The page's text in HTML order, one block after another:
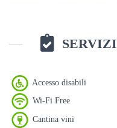
SERVIZI
Accesso disabili
Wi-Fi Free
Cantina vini